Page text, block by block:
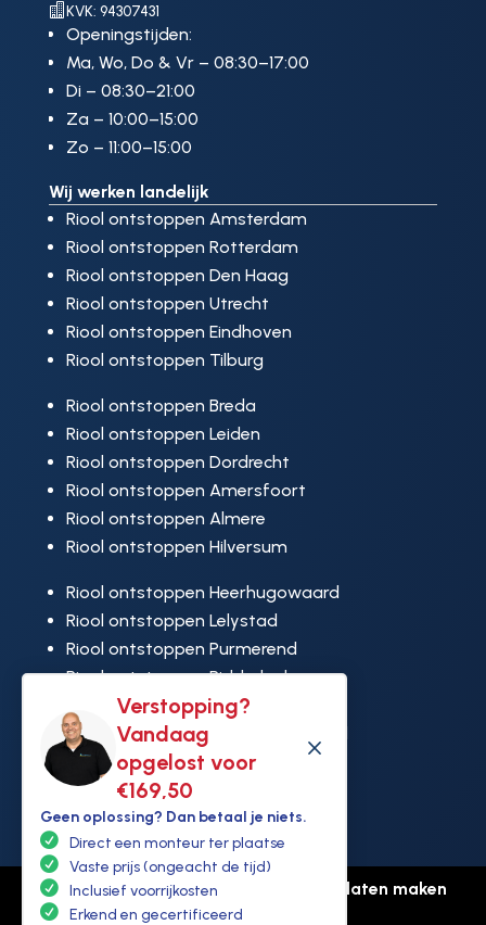
Verstopping?
Vandaag
opgelost voor
€169,50
M
Geen oplossing? Dan betaal je niets.
Direct een monteur ter plaatse
Vaste prijs (ongeacht de tijd)
Inclusief voorrijkosten
Erkend en gecertificeerd
 KVK: 94307431
Openingstijden:
Ma, Wo, Do & Vr – 08:30–17:00
Di – 08:30–21:00
Za – 10:00–15:00
Zo – 11:00–15:00
Wij werken landelijk
Riool ontstoppen Amsterdam
Riool ontstoppen Rotterdam
Riool ontstoppen Den Haag
Riool ontstoppen Utrecht
Riool ontstoppen Eindhoven
Riool ontstoppen Tilburg
Riool ontstoppen Breda
Riool ontstoppen Leiden
Riool ontstoppen Dordrecht
Riool ontstoppen Amersfoort
Riool ontstoppen Almere
Riool ontstoppen Hilversum
Riool ontstoppen Heerhugowaard
Riool ontstoppen Lelystad
Riool ontstoppen Purmerend
Riool ontstoppen Ridderkerk
Riool ontstoppen Rijswijk
Riool ontstoppen Hoek van Holland
© Copyright Ontstoppen.nl |
Website laten maken
door Flexamedia